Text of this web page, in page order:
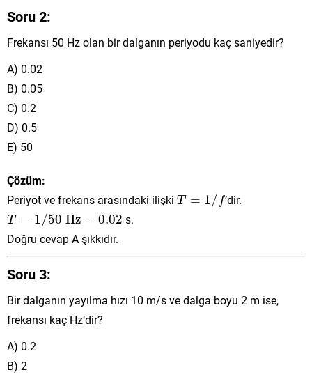
Soru 2:
Frekansı 50 Hz olan bir dalganın periyodu kaç saniyedir?
A) 0.02
B) 0.05
C) 0.2
D) 0.5
E) 50
Çözüm:
Periyot ve frekans arasındaki ilişki T = 1/ f
T= f ’dir.
T = 1/50 Hz = 0.02
T= 50Hz= 0.02
s.
Doğru cevap A şıkkıdır.
Soru 3:
Bir dalganın yayılma hızı 10 m/s ve dalga boyu 2 m ise,
frekansı kaç Hz’dir?
A) 0.2
B) 2